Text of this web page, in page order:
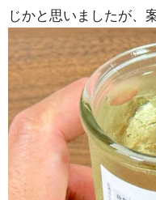
じかと思いましたが、